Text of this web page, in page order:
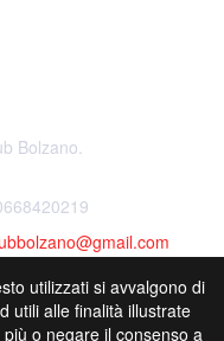
Bolzano.
utilizzati si avvalgono di
utili alle finalità illustrate
o negare il consenso a